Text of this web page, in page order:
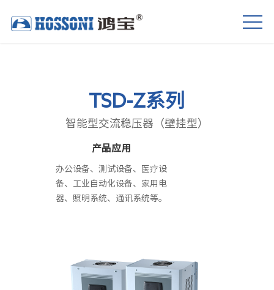
TSD-Z系列
智能型交流稳压器（壁挂型）
产品应用
办公设备、测试设备、医疗设
备、工业自动化设备、家用电
器、照明系统、通讯系统等。